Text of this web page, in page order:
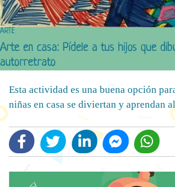
ARTE
Arte en casa: Pídele a tus hijos que
autorretrato
Esta actividad es una buena opción
niñas en casa se diviertan y aprendan